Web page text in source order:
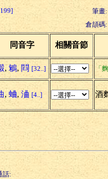
筆畫:
倉頡碼:
同音字 相關音節
, 鵴, 閰 [32..] 「
, 蛐, 浀 [4..] 酒
話: